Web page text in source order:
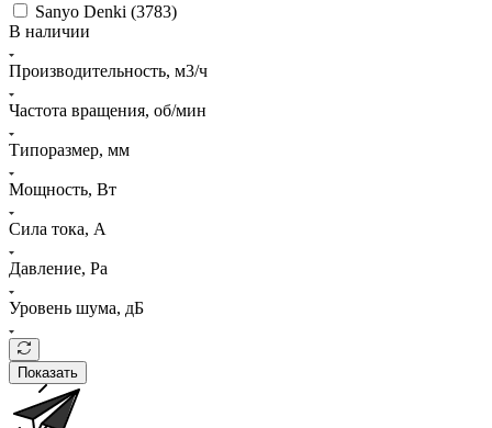
Sanyo Denki (3783)
В наличии
Производительность, м3/ч
Частота вращения, об/мин
Типоразмер, мм
Мощность, Вт
Сила тока, A
Давление, Pa
Уровень шума, дБ
Показать